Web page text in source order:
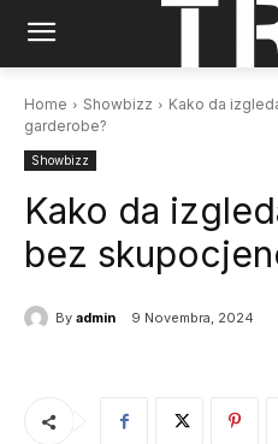
Home Showbizz
Kako da
garderobe?
Showbizz
Kako da
bez
By admin 9 Novembra, 2024